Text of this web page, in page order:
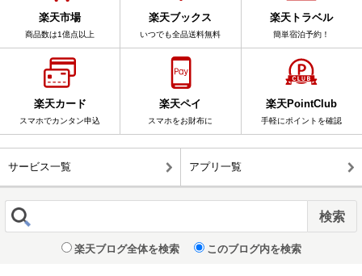
楽天市場
商品数は1億点以上
楽天ブックス
いつでも全品送料無料
楽天トラベル
簡単宿泊予約！
楽天カード
スマホでカンタン申込
楽天ペイ
スマホをお財布に
楽天PointClub
手軽にポイントを確認
サービス一覧 アプリ一覧
楽天ブログ全体を検索 このブログ内を検索